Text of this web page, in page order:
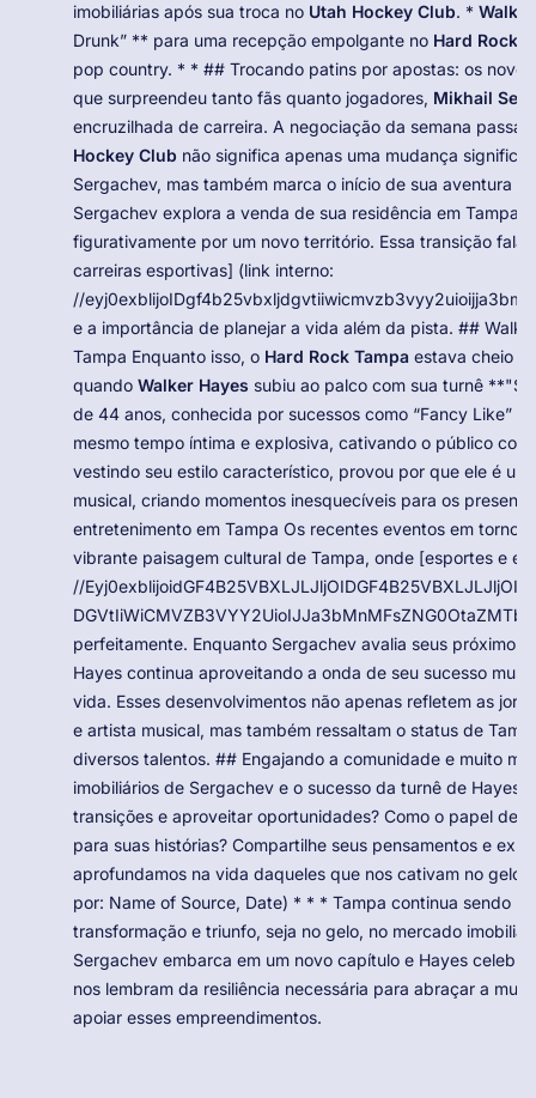
imobiliárias após sua troca no Utah Hockey Club. *
Drunk” ** para uma recepção empolgante no Hard Rock
pop country. * * ## Trocando patins por apostas: os
que surpreendeu tanto fãs quanto jogadores, Mikhail
encruzilhada de carreira. A negociação da semana
Hockey Club não significa apenas uma mudança
Sergachev, mas também marca o início de sua aventura
Sergachev explora a venda de sua residência em Tampa,
figurativamente por um novo território. Essa transição
carreiras esportivas] (link interno:
//
e a importância de planejar a vida além da pista. ##
Tampa Enquanto isso, o Hard Rock Tampa estava cheio
quando Walker Hayes subiu ao palco com sua turnê
de 44 anos, conhecida por sucessos como “Fancy Like” e
mesmo tempo íntima e explosiva, cativando o público
vestindo seu estilo característico, provou por que ele é
musical, criando momentos inesquecíveis para os
entretenimento em Tampa Os recentes eventos em torno
vibrante paisagem cultural de Tampa, onde [esportes e
//
perfeitamente. Enquanto Sergachev avalia seus próximos
Hayes continua aproveitando a onda de seu sucesso
vida. Esses desenvolvimentos não apenas refletem as
e artista musical, mas também ressaltam o status de
diversos talentos. ## Engajando a comunidade e muito
imobiliários de Sergachev e o sucesso da turnê de Hayes
transições e aproveitar oportunidades? Como o papel de
para suas histórias? Compartilhe seus pensamentos e
aprofundamos na vida daqueles que nos cativam no gelo
por: Name of Source, Date) * * * Tampa continua sendo
transformação e triunfo, seja no gelo, no mercado
Sergachev embarca em um novo capítulo e Hayes
nos lembram da resiliência necessária para abraçar a
apoiar esses empreendimentos.